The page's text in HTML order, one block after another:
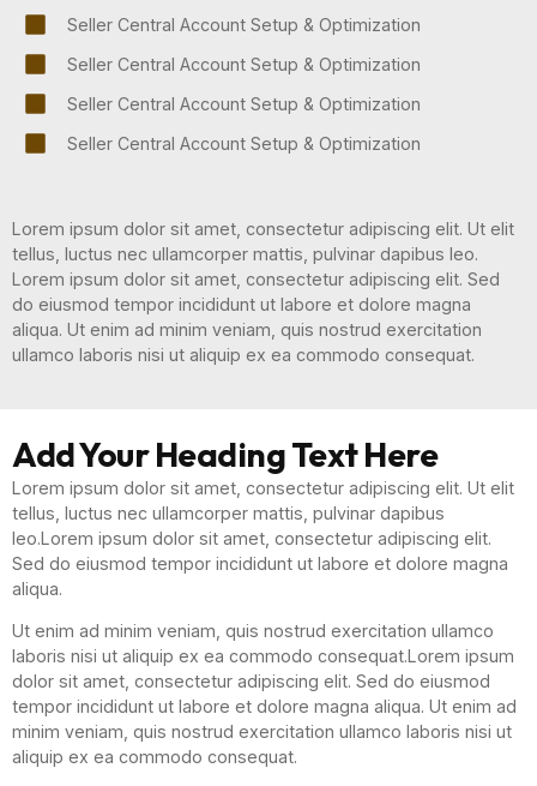
Seller Central Account Setup & Optimization
Seller Central Account Setup & Optimization
Seller Central Account Setup & Optimization
Seller Central Account Setup & Optimization
Lorem ipsum dolor sit amet, consectetur adipiscing elit. Ut elit
tellus, luctus nec ullamcorper mattis, pulvinar dapibus leo.
Lorem ipsum dolor sit amet, consectetur adipiscing elit. Sed
do eiusmod tempor incididunt ut labore et dolore magna
aliqua. Ut enim ad minim veniam, quis nostrud exercitation
ullamco laboris nisi ut aliquip ex ea commodo consequat.
Add Your Heading Text Here
Lorem ipsum dolor sit amet, consectetur adipiscing elit. Ut elit
tellus, luctus nec ullamcorper mattis, pulvinar dapibus
leo.Lorem ipsum dolor sit amet, consectetur adipiscing elit.
Sed do eiusmod tempor incididunt ut labore et dolore magna
aliqua.
Ut enim ad minim veniam, quis nostrud exercitation ullamco
laboris nisi ut aliquip ex ea commodo consequat.Lorem ipsum
dolor sit amet, consectetur adipiscing elit. Sed do eiusmod
tempor incididunt ut labore et dolore magna aliqua. Ut enim ad
minim veniam, quis nostrud exercitation ullamco laboris nisi ut
aliquip ex ea commodo consequat.